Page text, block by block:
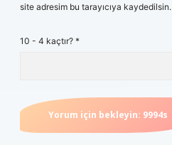
site adresim bu tarayıcıya kaydedilsin.
10 - 4 kaçtır? *